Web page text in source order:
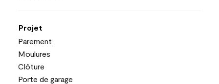
Projet
Parement
Moulures
Clôture
Porte de garage